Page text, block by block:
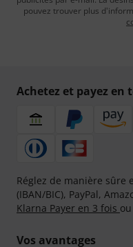
pouvez trouver plus
Achetez et payez en
Réglez de manière sûre
(IBAN/BIC), PayPal,
Klarna Payer en 3 fois
Vos avantages